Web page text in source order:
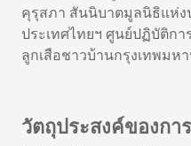
คุรุสภา สันนิบาตมูลนิธิแห่ง
ประเทศไทยฯ ศูนย์ปฏิบัติก
ลูกเสือชาวบ้านกรุงเทพมห
วัตถุประสงค์ของกา